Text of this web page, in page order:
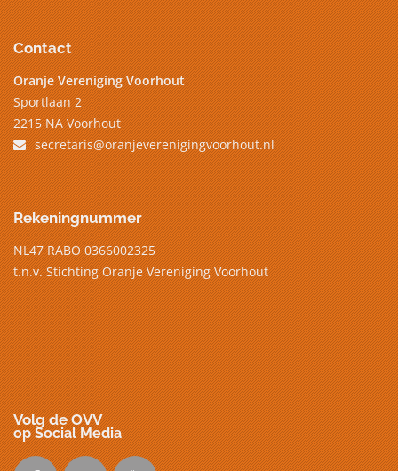
Contact
Oranje Vereniging Voorhout
Sportlaan 2
2215 NA Voorhout
secretaris@oranjeverenigingvoorhout.nl
Rekeningnummer
NL47 RABO 0366002325
t.n.v. Stichting Oranje Vereniging Voorhout
Volg de OVV
op Social Media